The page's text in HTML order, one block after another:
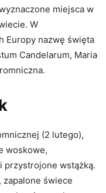
miejsca w
W
Europy nazwę święta
Candelarum, Maria
(2 lutego),
woskowe,
przystrojone wstążką.
świece